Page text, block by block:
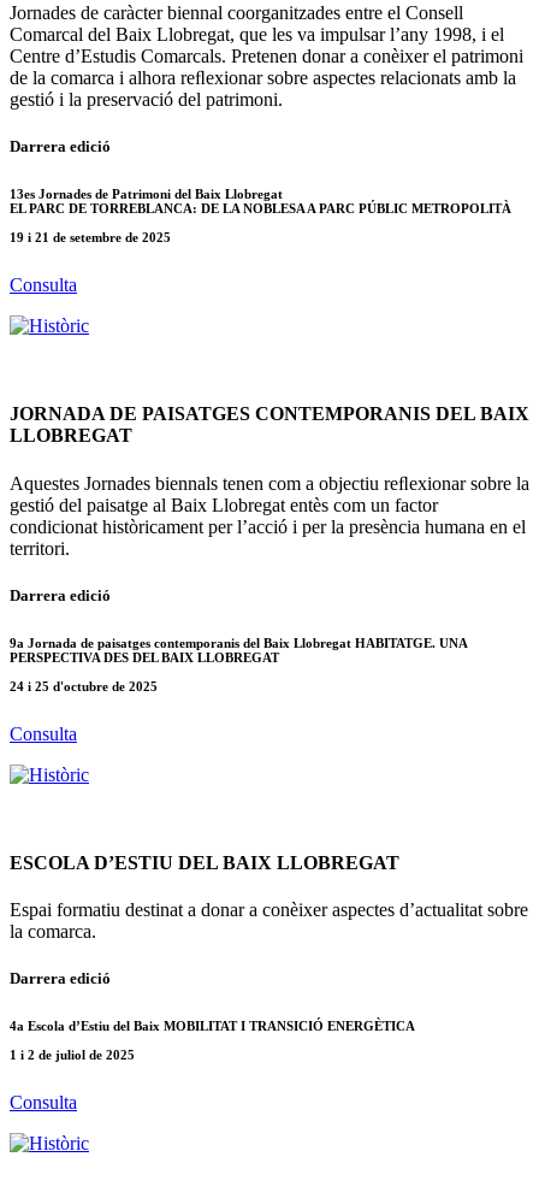
Jornades de caràcter biennal coorganitzades entre el Consell
Comarcal del Baix Llobregat, que les va impulsar l’any 1998, i el
Centre d’Estudis Comarcals. Pretenen donar a conèixer el patrimoni
de la comarca i alhora reﬂexionar sobre aspectes relacionats amb la
gestió i la preservació del patrimoni.
Darrera edició
13es Jornades de Patrimoni del Baix Llobregat
EL PARC DE TORREBLANCA: DE LA NOBLESA A PARC PÚBLIC METROPOLITÀ
19 i 21 de setembre de 2025
Consulta
JORNADA DE PAISATGES CONTEMPORANIS DEL BAIX
LLOBREGAT
Aquestes Jornades biennals tenen com a objectiu reﬂexionar sobre la
gestió del paisatge al Baix Llobregat entès com un factor
condicionat històricament per l’acció i per la presència humana en el
territori.
Darrera edició
9a Jornada de paisatges contemporanis del Baix Llobregat HABITATGE. UNA
PERSPECTIVA DES DEL BAIX LLOBREGAT
24 i 25 d'octubre de 2025
Consulta
ESCOLA D’ESTIU DEL BAIX LLOBREGAT
Espai formatiu destinat a donar a conèixer aspectes d’actualitat sobre
la comarca.
Darrera edició
4a Escola d’Estiu del Baix MOBILITAT I TRANSICIÓ ENERGÈTICA
1 i 2 de juliol de 2025
Consulta